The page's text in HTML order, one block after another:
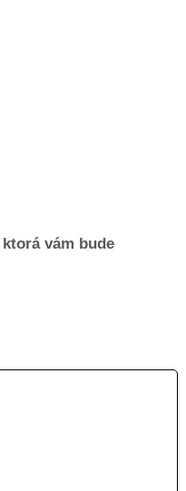
vám bude